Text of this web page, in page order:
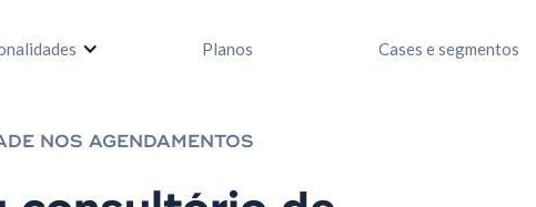
Planos Cases e segmentos
NOS AGENDAMENTOS